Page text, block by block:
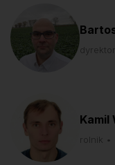
Kamil
rolnik • -